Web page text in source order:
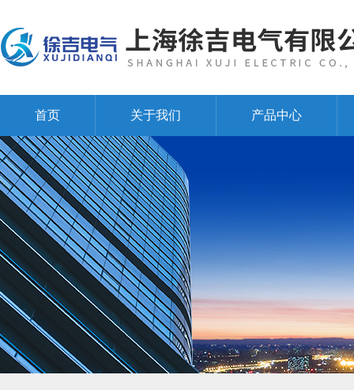
首页 关于我们 产品中心